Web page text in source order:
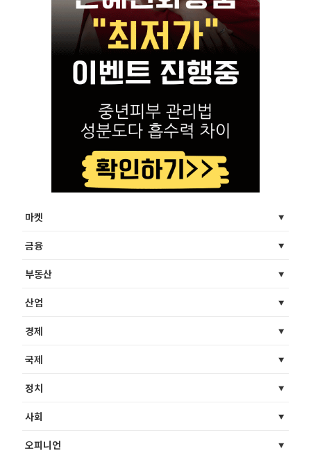
마켓
금융
부동산
산업
경제
국제
정치
사회
오피니언